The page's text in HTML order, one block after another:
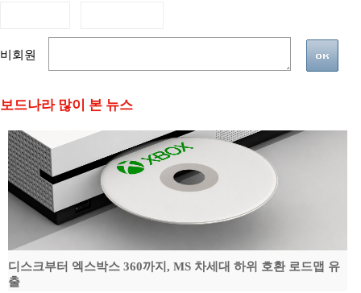
비회원
보드나라 많이 본 뉴스
디스크부터 엑스박스 360까지, MS 차세대 하위 호환 로드맵 유
출